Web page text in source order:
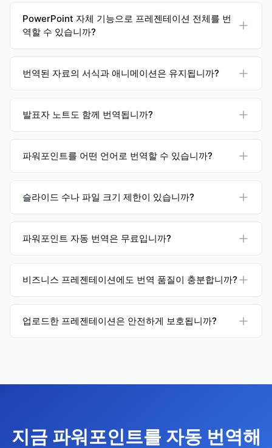
PowerPoint 자체 기능으로 프레젠테이션 전체를 번
역할 수 있습니까?
번역된 자료의 서식과 애니메이션은 유지됩니까?
발표자 노트도 함께 번역됩니까?
파워포인트를 어떤 언어로 번역할 수 있습니까?
슬라이드 수나 파일 크기 제한이 있습니까?
파워포인트 자동 번역은 무료입니까?
비즈니스 프레젠테이션에도 번역 품질이 충분합니까?
업로드한 프레젠테이션은 안전하게 보호됩니까?
지금 파워포인트를 자동 번역해